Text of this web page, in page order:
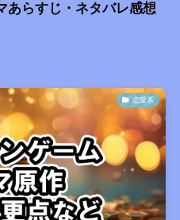
あらすじ・ネタバレ感想
恋愛系